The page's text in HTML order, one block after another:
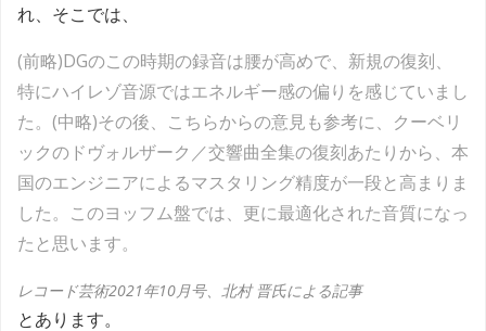
れ、そこでは、
(前略)DGのこの時期の録音は腰が高めで、新規の復刻、
特にハイレゾ音源ではエネルギー感の偏りを感じていまし
た。(中略)その後、こちらからの意見も参考に、クーベリ
ックのドヴォルザーク／交響曲全集の復刻あたりから、本
国のエンジニアによるマスタリング精度が一段と高まりま
した。このヨッフム盤では、更に最適化された音質になっ
たと思います。
レコード芸術2021年10月号、北村 晋氏による記事
とあります。